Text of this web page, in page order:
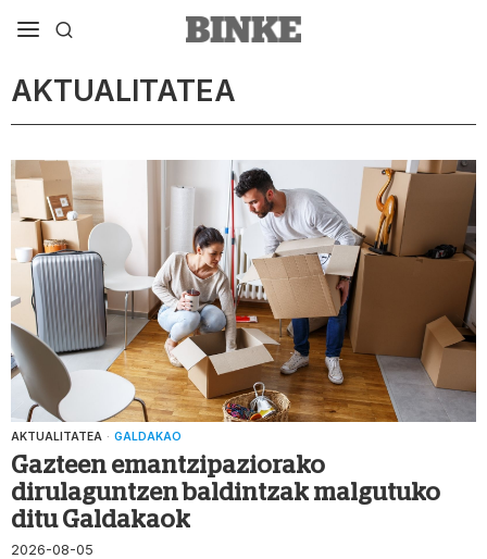
AKTUALITATEA
AKTUALITATEA · GALDAKAO
Gazteen emantzipaziorako
dirulaguntzen baldintzak malgutuko
ditu Galdakaok
2026-08-05